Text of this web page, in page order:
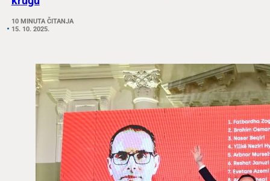
10 MINUTA ČITANJA
15. 10. 2025.